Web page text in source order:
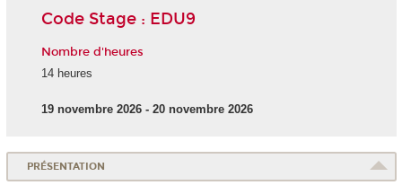
Code Stage : EDU9
Nombre d'heures
14 heures
19 novembre 2026 - 20 novembre 2026
PRÉSENTATION